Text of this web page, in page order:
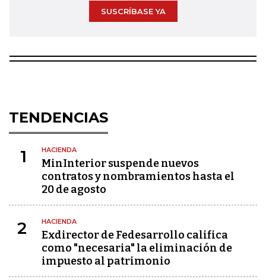
SUSCRÍBASE YA
TENDENCIAS
1 HACIENDA
MinInterior suspende nuevos
contratos y nombramientos hasta el
20 de agosto
2 HACIENDA
Exdirector de Fedesarrollo califica
como "necesaria" la eliminación de
impuesto al patrimonio